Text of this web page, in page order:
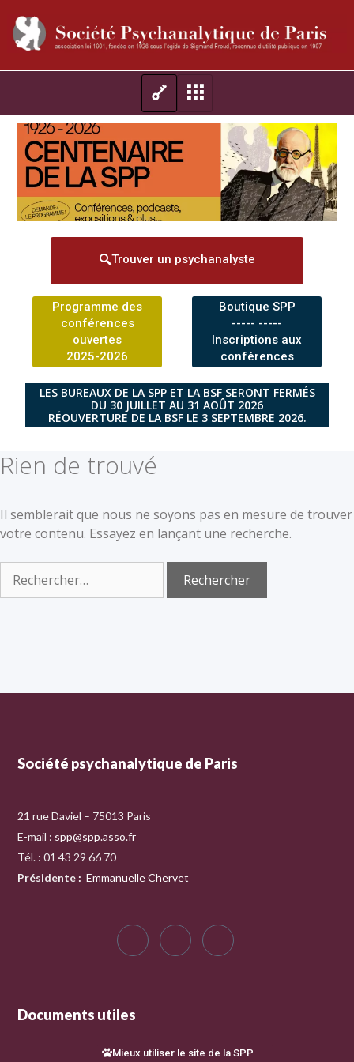
Trouver un psychanalyste
Programme des
conférences
ouvertes
2025-2026
Boutique SPP
----- -----
Inscriptions aux
conférences
LES BUREAUX DE LA SPP ET LA BSF SERONT FERMÉS
DU 30 JUILLET AU 31 AOÛT 2026
RÉOUVERTURE DE LA BSF LE 3 SEPTEMBRE 2026.
Rien de trouvé
Il semblerait que nous ne soyons pas en mesure de trouver
votre contenu. Essayez en lançant une recherche.
Société psychanalytique de Paris
21 rue Daviel – 75013 Paris
E-mail : spp@spp.asso.fr
Tél. : 01 43 29 66 70
Présidente : Emmanuelle Chervet
Documents utiles
Mieux utiliser le site de la SPP